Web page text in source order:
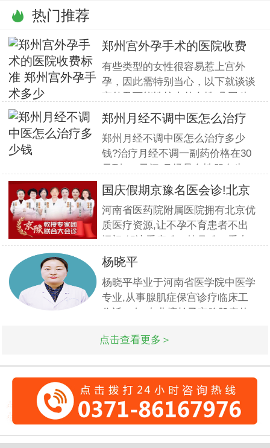
热门推荐
郑州宫外孕手术的医院收费
标准
有些类型的女性很容易惹上宫外
孕，因此需特别当心，以下就谈谈
宫外孕可能性较大的女性.凡因种
种原因推迟或阻止孕卵到子宫的正
常运行，使孕卵受阻于输卵管内，
即可发生宫外孕。在临床研究中发
现，有一些女性特别容易患宫外
孕，那么那些女性需要特别的注意
宫外
郑州月经不调中医怎么治疗
多少钱
郑州月经不调中医怎么治疗多少
钱?治疗月经不调一副药价格在30
元到120元间.月经是女性朋友生
育、永葆青春的重要表现,但一旦
女人月经失调也会严重违纪患者健
康,那么女人月经失调的危害是什
么呢?月经不调影响了女性那些方
面? 女人月经失调的危害是什么
呢?月经不
国庆假期京豫名医会诊!北京
不孕
河南省医药院附属医院拥有北京优
质医疗资源,让不孕不育患者不出
家更难的问题.此次国庆期间(10月
1日-3日)北京专家将与郑州市·河
南省医药科学研究院附属医院名医
强强联合,发挥医疗资源优势,多对
杨晓平
杨晓平毕业于河南省医学院中医学
专业,从事腺肌症保宫诊疗临床工
作近20年.专业擅长子宫腺肌症的
及手术治疗有丰富的经验.
点击查看更多＞